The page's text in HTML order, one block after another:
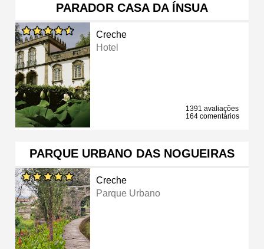
PARADOR CASA DA ÍNSUA
Creche
Hotel
1391 avaliações
164 comentários
PARQUE URBANO DAS NOGUEIRAS
Creche
Parque Urbano